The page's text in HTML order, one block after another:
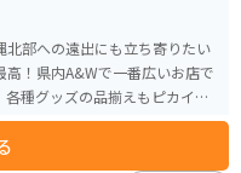
北部への遠出にも立ち寄りたい
！県内A&Wで一番広いお店で
種グッズの品揃えもピカイチ。